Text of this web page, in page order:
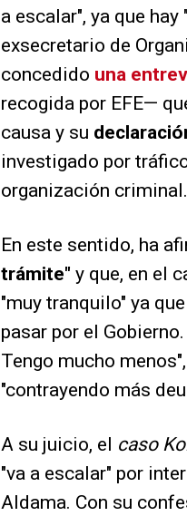
a escalar", ya que
exsecretario de
concedido una
recogida por EFE—
causa y su
investigado por
organización criminal.
En este sentido, ha
trámite" y que, en el
"muy tranquilo" ya
pasar por el
Tengo mucho
"contrayendo más
A su juicio, el caso
"va a escalar" por
Aldama. Con su